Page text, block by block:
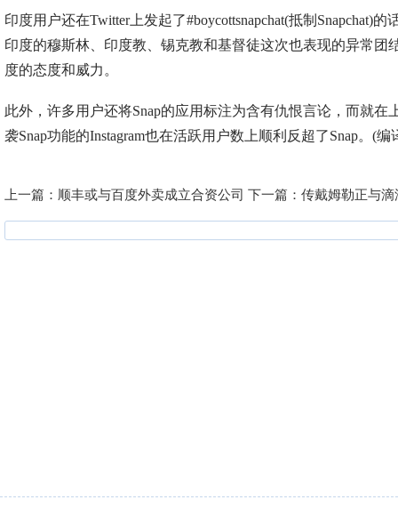
印度用户还在Twitter上发起了#boycottsnapchat(抵制Snapchat)
印度的穆斯林、印度教、锡克教和基督徒这次也表现的异常团
度的态度和威力。
此外，许多用户还将Snap的应用标注为含有仇恨言论，而就在
袭Snap功能的Instagram也在活跃用户数上顺利反超了Snap。(编
上一篇： 顺丰或与百度外卖成立合资公司 下一篇： 传戴姆勒正与